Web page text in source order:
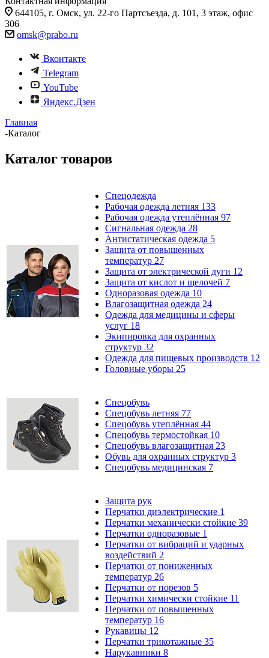
644105, г. Омск, ул. 22-го Партсъезда, д. 101, 3 этаж, офис
306
omsk@prabo.ru
Вконтакте
Telegram
YouTube
Яндекс.Дзен
Главная
-Каталог
Каталог товаров
Спецодежда
Рабочая одежда летняя 133
Рабочая одежда утеплённая 97
Сигнальная одежда 28
Антистатическая одежда 5
Защита от повышенных
температур 27
Защита от электрической дуги 12
Защита от кислот и щелочей 7
Одноразовая одежда 10
Влагозащитная одежда 24
Одежда для медицины и сферы
услуг 18
Экипировка для охранных
структур 32
Одежда для пищевых производств 12
Головные уборы 25
Спецобувь
Спецобувь летняя 77
Спецобувь утеплённая 44
Спецобувь термостойкая 10
Спецобувь влагозащитная 23
Обувь для охранных структур 3
Спецобувь медицинская 7
Защита рук
Перчатки диэлектрические 1
Перчатки механически стойкие 39
Перчатки одноразовые 1
Перчатки от вибраций и ударных
воздействий 2
Перчатки от пониженных
температур 26
Перчатки от порезов 5
Перчатки химически стойкие 11
Перчатки от повышенных
температур 16
Рукавицы 12
Перчатки трикотажные 35
Нарукавники 8